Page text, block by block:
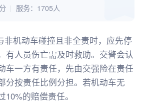
服务： 1705人
非机动车碰撞且非全责时，应先停
有人员伤亡需及时救助。交警会认
车一方有责任，先由交强险在责任
分按责任比例分担。若机动车无
的赔偿责任。